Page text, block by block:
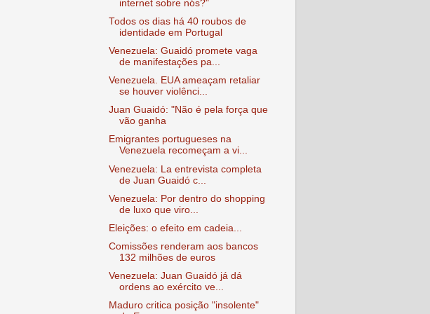
internet sobre nós?"
Todos os dias há 40 roubos de
identidade em Portugal
Venezuela: Guaidó promete vaga
de manifestações pa...
Venezuela. EUA ameaçam retaliar
se houver violênci...
Juan Guaidó: "Não é pela força que
vão ganha
Emigrantes portugueses na
Venezuela recomeçam a vi...
Venezuela: La entrevista completa
de Juan Guaidó c...
Venezuela: Por dentro do shopping
de luxo que viro...
Eleições: o efeito em cadeia...
Comissões renderam aos bancos
132 milhões de euros
Venezuela: Juan Guaidó já dá
ordens ao exército ve...
Maduro critica posição "insolente"